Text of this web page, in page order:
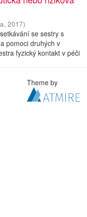
, 2017)
se sestry s
pomoci druhých v
fyzický kontakt v péči
Theme by